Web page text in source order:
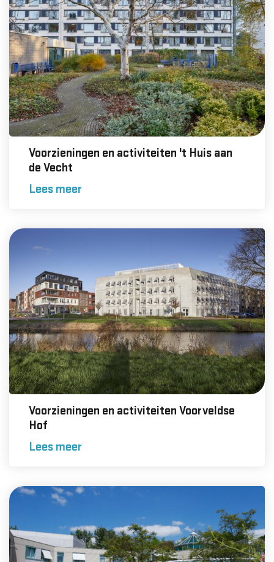
Voorzieningen en activiteiten 't Huis aan
de Vecht
Lees meer
Voorzieningen en activiteiten Voorveldse
Hof
Lees meer